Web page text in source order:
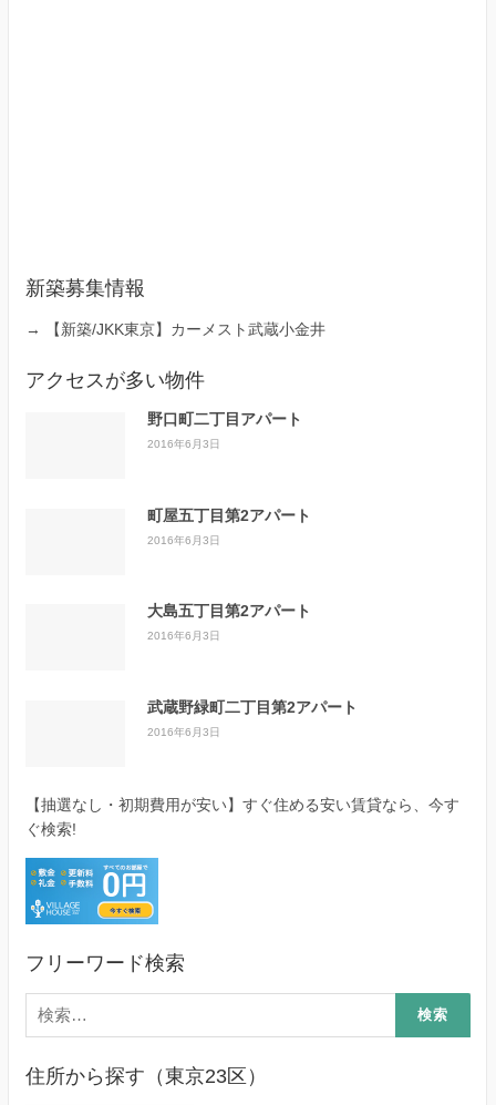
新築募集情報
→ 【新築/JKK東京】カーメスト武蔵小金井
アクセスが多い物件
野口町二丁目アパート
2016年6月3日
町屋五丁目第2アパート
2016年6月3日
大島五丁目第2アパート
2016年6月3日
武蔵野緑町二丁目第2アパート
2016年6月3日
【抽選なし・初期費用が安い】すぐ住める安い賃貸なら、今す
ぐ検索!
フリーワード検索
検
索:
住所から探す（東京23区）